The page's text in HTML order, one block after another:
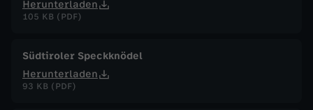
Herunterladen
105 KB (PDF)
Südtiroler Speckknödel
Herunterladen
93 KB (PDF)